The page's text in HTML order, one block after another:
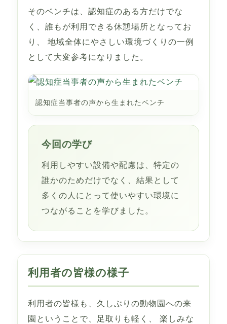
そのベンチは、認知症のある方だけでな
く、誰もが利用できる休憩場所となってお
り、 地域全体にやさしい環境づくりの一例
として大変参考になりました。
認知症当事者の声から生まれたベンチ
今回の学び
利用しやすい設備や配慮は、特定の
誰かのためだけでなく、結果として
多くの人にとって使いやすい環境に
つながることを学びました。
利用者の皆様の様子
利用者の皆様も、久しぶりの動物園への来
園ということで、足取りも軽く、 楽しみな